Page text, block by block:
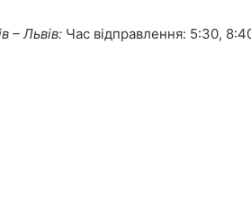
– Львів: Час відправлення: 5:30,